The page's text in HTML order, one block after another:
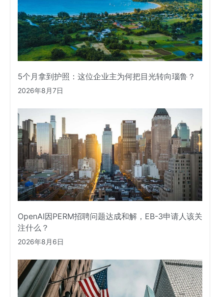
5个月拿到护照：这位企业主为何把目光转向瑙鲁？
2026年8月7日
OpenAI因PERM招聘问题达成和解，EB-3申请人该关
注什么？
2026年8月6日